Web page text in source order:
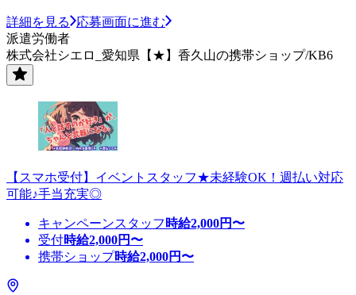
詳細を見る
応募画面に進む
派遣労働者
株式会社シエロ_愛知県【★】香久山の携帯ショップ/KB6
【スマホ受付】イベントスタッフ★未経験OK！週払い対応
可能♪手当充実◎
キャンペーンスタッフ 時給2,000円〜
受付時給2,000円〜
携帯ショップ時給2,000円〜